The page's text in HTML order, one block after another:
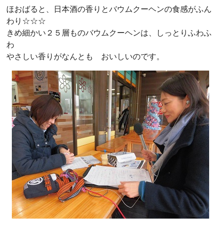
ほおばると、日本酒の香りとバウムクーヘンの食感がふん
わり☆☆☆
きめ細かい２５層ものバウムクーヘンは、しっとりふわふ
わ
やさしい香りがなんとも おいしいのです。